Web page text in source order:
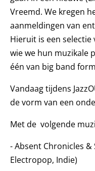
Vreemd. We kregen
aanmeldingen van
Hieruit is een
wie we hun muzikale
één van big band
Vandaag tijdens
de vorm van een
Met de volgende
- Absent Chronicles
Electropop, Indie)